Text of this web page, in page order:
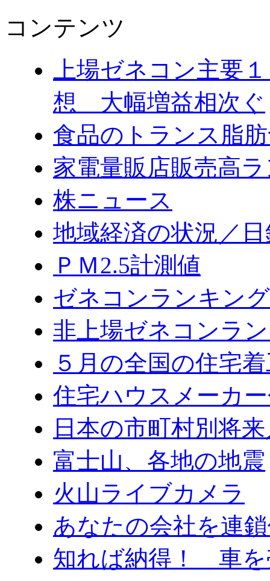
コンテンツ
上場ゼネコン主要
想 大幅増益相次ぐ
食品のトランス脂
家電量販店販売高
株ニュース
地域経済の状況／
ＰＭ2.5計測値
ゼネコンランキン
非上場ゼネコンラ
５月の全国の住宅
住宅ハウスメーカ
日本の市町村別将
富士山、各地の地震
火山ライブカメラ
あなたの会社を連
知れば納得！ 車を